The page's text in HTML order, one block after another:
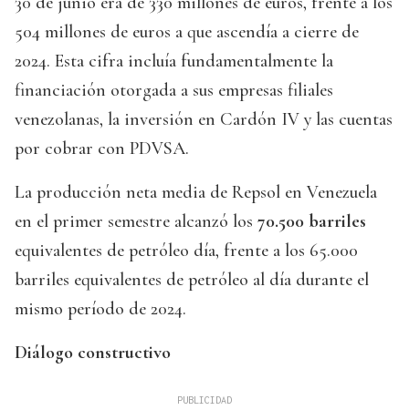
504 millones de euros a que ascendía a cierre de
2024. Esta cifra incluía fundamentalmente la
financiación otorgada a sus empresas filiales
venezolanas, la inversión en Cardón IV y las cuentas
por cobrar con PDVSA.
La producción neta media de Repsol en Venezuela
en el primer semestre alcanzó los 70.500 barriles
equivalentes de petróleo día, frente a los 65.000
barriles equivalentes de petróleo al día durante el
mismo período de 2024.
Diálogo constructivo